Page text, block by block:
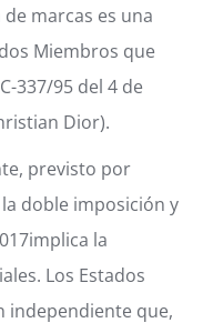
marcas es una
Miembros que
337/95 del 4 de
Dior).
previsto por
doble imposición y
la
Los Estados
independiente que,